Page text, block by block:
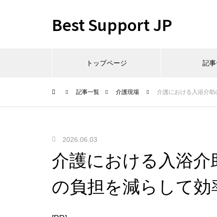
Best Support JP
トップページ 記
記事一覧 介護現場 介護における入浴介
2026.06.03
介護における入浴
の負担を減らして効